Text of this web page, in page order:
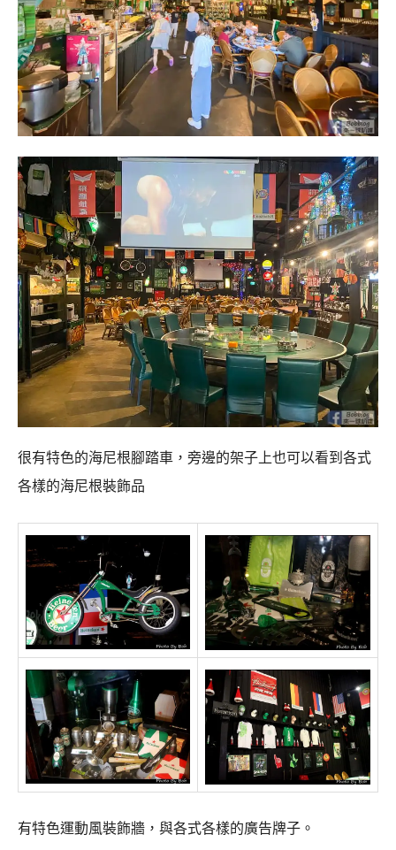
很有特色的海尼根腳踏車，旁邊的架子上也可以看到各式
各樣的海尼根裝飾品
有特色運動風裝飾牆，與各式各樣的廣告牌子。